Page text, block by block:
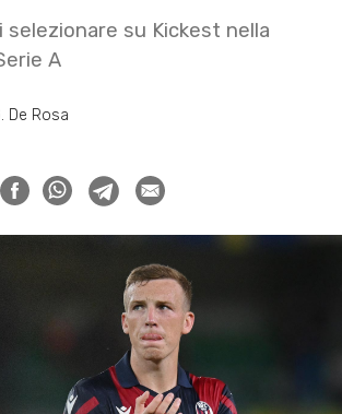
selezionare su Kickest nella
A
De Rosa